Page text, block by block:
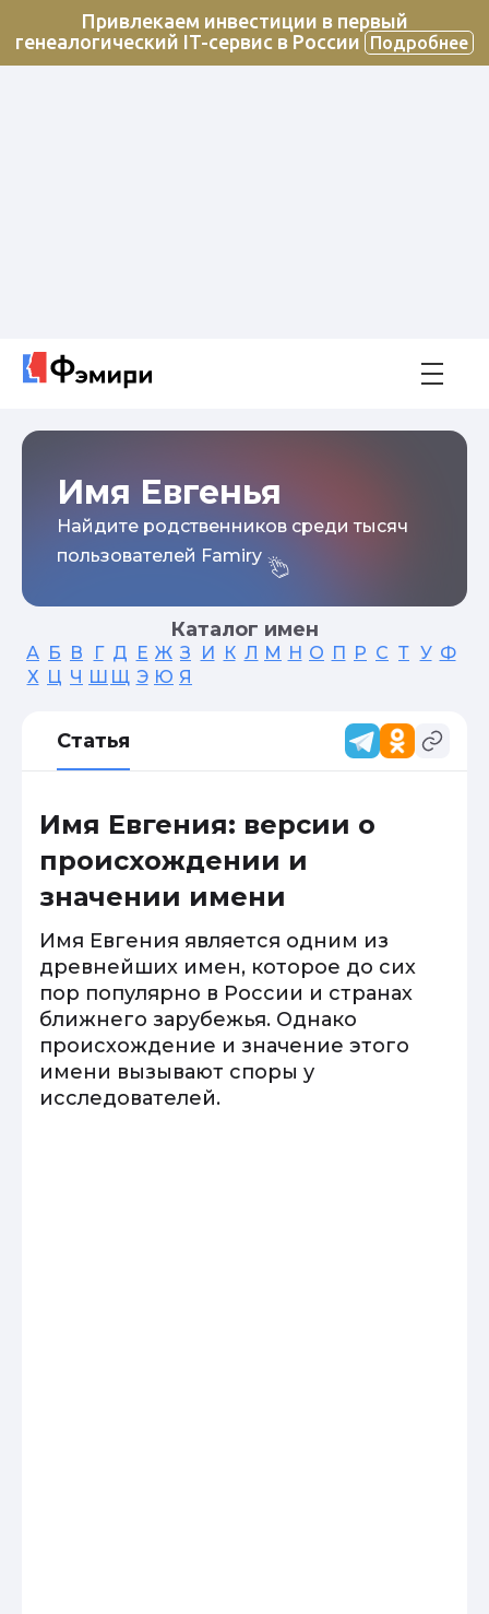
Привлекаем инвестиции в первый
генеалогический IT-сервис в России
Подробнее
Имя Евгенья
Найдите родственников среди тысяч
пользователей Famiry
Каталог имен
А Б В Г Д Е Ж З И К Л М Н О П Р С Т У Ф
Х Ц Ч Ш Щ Э Ю Я
Статья
Имя Евгения: версии о
происхождении и
значении имени
Имя Евгения является одним из
древнейших имен, которое до сих
пор популярно в России и странах
ближнего зарубежья. Однако
происхождение и значение этого
имени вызывают споры у
исследователей.